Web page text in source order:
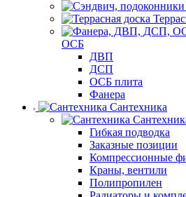
ОСБ
ДВП
ДСП
ОСБ плита
Фанера
Сантехника
Гибкая подводка
Заказные позиции
Компрессионные
Краны, вентили
Полипропилен